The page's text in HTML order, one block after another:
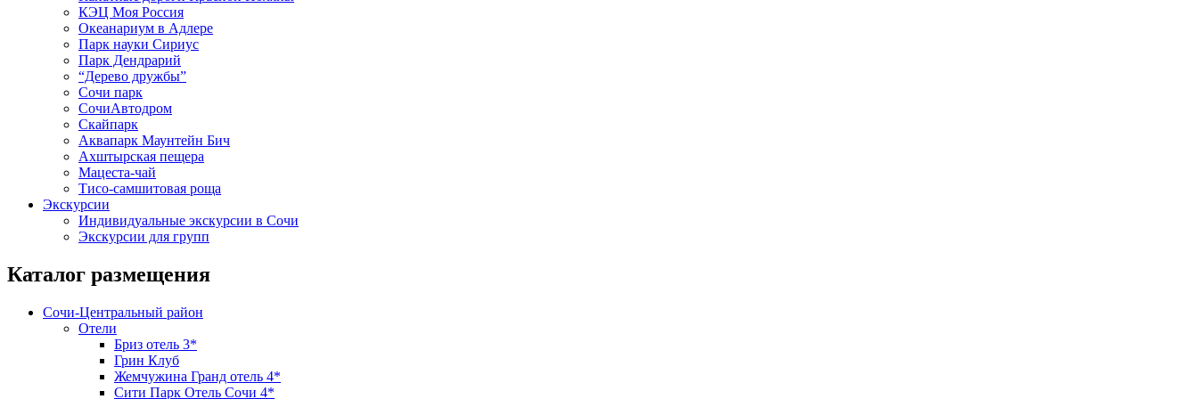
КЭЦ Моя Россия
Океанариум в Адлере
Парк науки Сириус
Парк Дендрарий
“Дерево дружбы”
Сочи парк
СочиАвтодром
Скайпарк
Аквапарк Маунтейн Бич
Ахштырская пещера
Мацеста-чай
Тисо-самшитовая роща
Экскурсии
Индивидуальные экскурсии в Сочи
Экскурсии для групп
Каталог размещения
Сочи-Центральный район
Отели
Бриз отель 3*
Грин Клуб
Жемчужина Гранд отель 4*
Сити Парк Отель Сочи 4*